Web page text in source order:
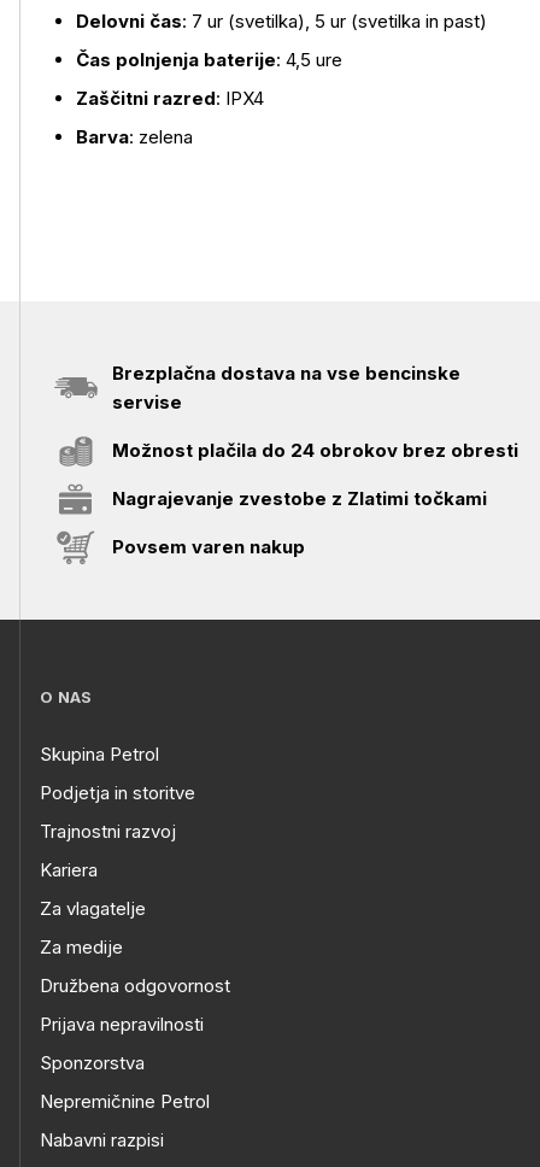
Delovni čas: 7 ur (svetilka), 5 ur (svetilka in past)
Čas polnjenja baterije: 4,5 ure
Zaščitni razred: IPX4
Barva: zelena
Brezplačna dostava na vse bencinske
servise
Možnost plačila do 24 obrokov brez obresti
Nagrajevanje zvestobe z Zlatimi točkami
Povsem varen nakup
O NAS
Skupina Petrol
Podjetja in storitve
Trajnostni razvoj
Kariera
Za vlagatelje
Za medije
Družbena odgovornost
Prijava nepravilnosti
Sponzorstva
Nepremičnine Petrol
Nabavni razpisi